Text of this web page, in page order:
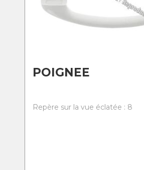
POIGNEE
Repère sur la vue éclatée : 8